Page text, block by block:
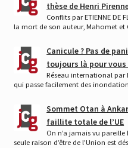
thèse de Henri
Conflits par ETIENNE DE
la mort de son auteur, Mahomet et
Canicule ? Pas de
toujours là pour vous
Réseau international par
qui passe facilement des
Sommet Otan à
faillite totale de l’UE
On n’a jamais vu
seule raison d’être de l’Union est